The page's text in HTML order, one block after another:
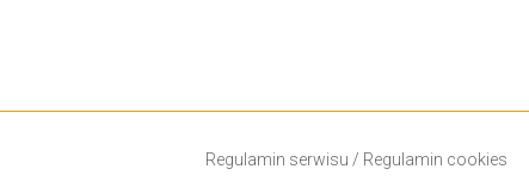
Regulamin serwisu / Regulamin cookies